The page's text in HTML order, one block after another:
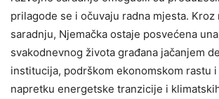
prilagode se i očuvaju radna mjesta. Kroz
saradnju, Njemačka ostaje posvećena
svakodnevnog života građana jačanjem
institucija, podrškom ekonomskom rastu
napretku energetske tranzicije i